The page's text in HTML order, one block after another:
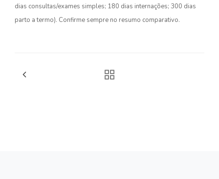
dias consultas/exames simples; 180 dias internações; 300 dias
parto a termo). Confirme sempre no resumo comparativo.